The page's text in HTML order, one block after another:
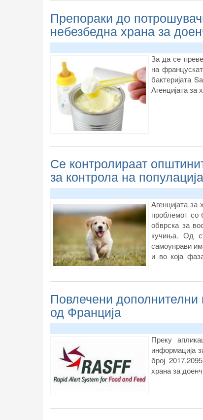
Препораки до
небезбедна храна за
За да се
на
бактеријата
Агенцијата за
Се контролираат
за контрола на
Агенцијата
проблемот со
обврска за
кучиња. Од
самоуправи
и во која
Повлечени
од Франција
Преку
информација
број
храна за